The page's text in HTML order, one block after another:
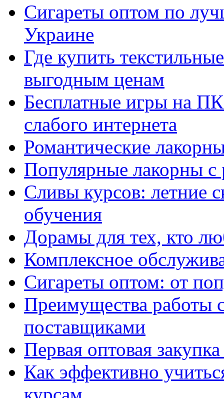
Сигареты оптом по
Украине
Где купить
выгодным ценам
Бесплатные игры на
слабого интернета
Романтические
Популярные лакорны с
Сливы курсов: летние
обучения
Дорамы для тех, кто
Комплексное
Сигареты оптом: от
Преимущества работы
поставщиками
Первая оптовая
Как эффективно